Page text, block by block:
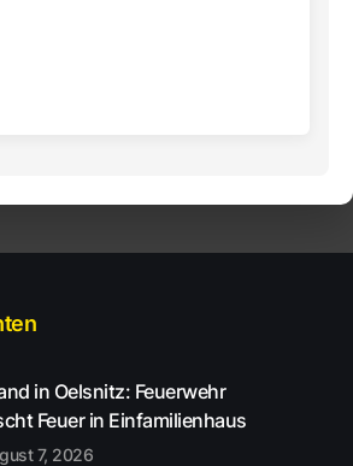
in Oelsnitz: Feuerwehr
Feuer in Einfamilienhaus
7, 2026